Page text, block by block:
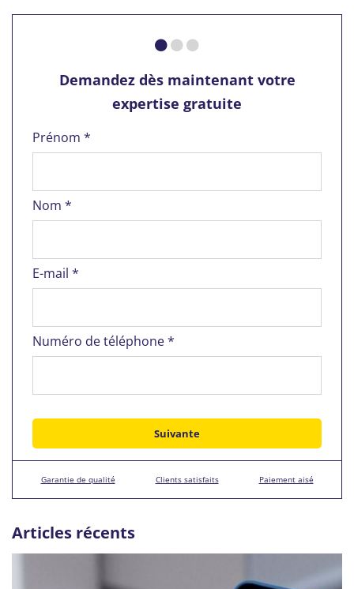
Demandez dès maintenant votre
expertise gratuite
Prénom *
Nom *
E-mail *
Numéro de téléphone *
Garantie de qualité Clients satisfaits Paiement aisé
Articles récents